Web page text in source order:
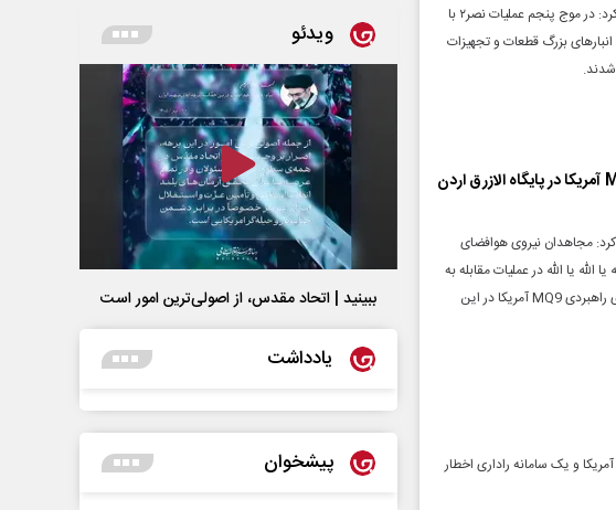
روابط عمومی سپاه پاسداران انقلاب اسلامی در اطلاعیه شماره ۱۲ عملیات نصر۲ اعلام کرد: در موج پنجم عملیات نصر۲ با
بزرگ قطعات و تجهیزات
آشیانه جنگنده های اف ۱۵، ۱۶ و ۳۵ و تعدادی از پهپادهای راهبردی MQ9 آمریکا در پایگاه الازرق اردن
انقلاب اسلامی در اطلاعیه شماره ۱۳ عملیات نصر۲ اعلام کرد: مجاهدان نیروی هوافضای
در الازرق در موج ششم عملیات نصر ۲ با رمز یا الله یا الله یا الله در عملیات مقابله به
مثل خود، آشیانه جنگنده های اف ۱۵، ۱۶ و ۳۵ را در هم کوبیدند و تعدادی از پهپادهای راهبردی MQ9 آمریکا در این
و یک سامانه راداری اخطار
ویدئو
ببینید | اتحاد مقدس، از اصولی‌ترین امور است
یادداشت
پیشخوان